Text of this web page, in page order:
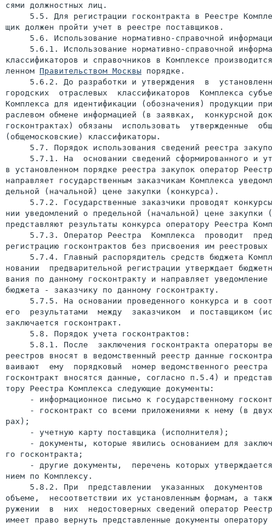
сями должностных лиц.
5.5. Для регистрации госконтракта в Реестре
щик должен пройти учет в реестре поставщиков.
5.6. Использование нормативно-справочной
5.6.1. Использование нормативно-справочной
классификаторов и справочников в Комплексе
ленном Правительством Москвы порядке.
5.6.2. До разработки и утверждения  в
городских  отраслевых  классификаторов  Комплекса
Комплекса для идентификации (обозначения) продукции
раслевом обмене информацией (в заявках,  конкурсной
госконтрактах) обязаны  использовать  утвержденные
(общемосковские) классификаторы.
5.7. Порядок использования сведений реестра
5.7.1. На  основании сведений сформированного и
в установленном порядке реестра закупок оператор
направляет государственным заказчикам Комплекса
дельной (начальной) цене закупки (конкурса).
5.7.2. Государственные заказчики проводят
нии уведомлений о предельной (начальной) цене закупки
представляют результаты конкурса оператору Реестра
5.7.3. Оператор Реестра  Комплекса  проводит
регистрацию госконтрактов без присвоения им
5.7.4. Главный распорядитель средств бюджета
новании  предварительной регистрации утверждает
вания по данному госконтракту и направляет уведомление
бюджета - заказчику по данному госконтракту.
5.7.5. На основании проведенного конкурса и в
его  результатами  между  заказчиком  и поставщиком
заключается госконтракт.
     5.8. Порядок учета госконтрактов:
5.8.1. После  заключения госконтракта операторы
реестров вносят в ведомственный реестр данные
ваивают  ему  порядковый  номер ведомственного
госконтракт вносятся данные, согласно п.5.4) и
тору Реестра Комплекса следующие документы:
- информационное письмо к государственному
- госконтракт со всеми приложениями к нему (в
рах);
     - учетную карту поставщика (исполнителя);
- документы, которые явились основанием для
го госконтракта;
- другие документы,  перечень которых
нием по Комплексу.
5.8.2. При  представлении  указанных  документов
объеме,  несоответствии их установленным формам, а
ружении  в  них  недостоверных сведений оператор
имеет право вернуть представленные документы оператору